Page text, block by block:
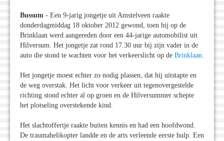
Bussum - Een 9-jarig jongetje uit Amstelveen raakte
donderdagmiddag 18 oktober 2012 gewond, toen hij op de
Brinklaan werd aangereden door een 44-jarige automobilist uit
Hilversum. Het jongetje zat rond 17.30 uur bij zijn vader in de
auto die stond te wachten voor het verkeerslicht op de Brinklaan.
Het jongetje moest echter zo nodig plassen, dat hij uitstapte en
de weg overstak. Het licht voor verkeer uit tegenovergestelde
richting stond echter al op groen en de Hilversummer schepte
het plotseling overstekende kind.
Het slachtoffertje raakte buiten kennis en had een hoofdwond.
De traumahelikopter landde en de arts verleende eerste hulp. Een